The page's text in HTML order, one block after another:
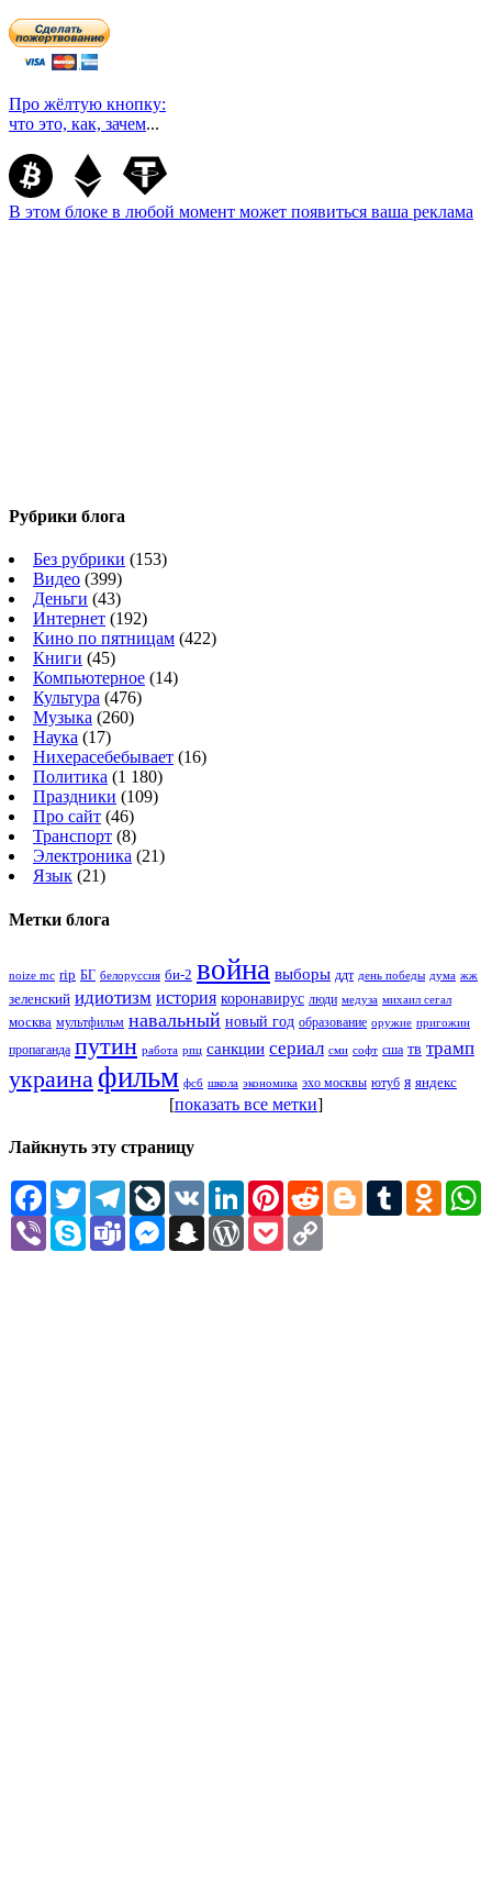
Про жёлтую кнопку:
что это, как, зачем...
В этом блоке в любой момент может появиться ваша реклама
Рубрики блога
Без рубрики (153)
Видео (399)
Деньги (43)
Интернет (192)
Кино по пятницам (422)
Книги (45)
Компьютерное (14)
Культура (476)
Музыка (260)
Наука (17)
Нихерасебебывает (16)
Политика (1 180)
Праздники (109)
Про сайт (46)
Транспорт (8)
Электроника (21)
Язык (21)
Метки блога
noize mc rip БГ белоруссия би-2 война выборы ддт день победы дума жж
зеленский идиотизм история коронавирус люди медуза михаил сегал
москва мультфильм навальный новый год образование оружие пригожин
пропаганда путин работа рпц санкции сериал сми софт сша тв трамп
украина фильм фсб школа экономика эхо москвы ютуб я яндекс
[показать все метки]
Лайкнуть эту страницу
FacebookTwitterTelegramLiveJournal
VK LinkedInPinterestRedditBloggerTumblr
Viber Skype TeamsMessengerSnapchatWordPress
Pocket